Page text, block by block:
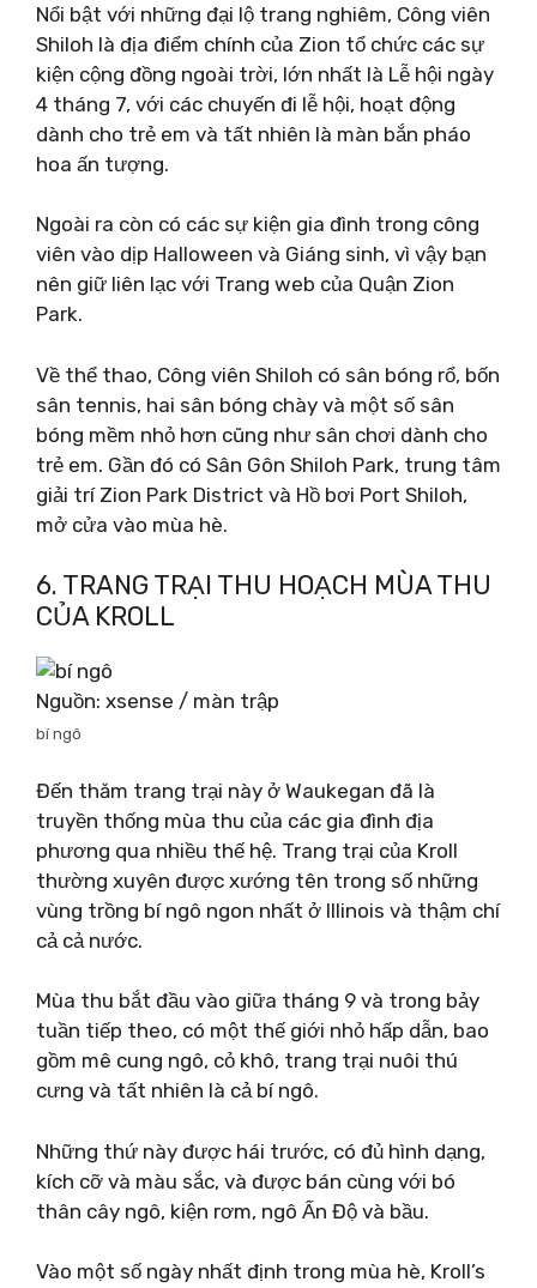
Nổi bật với những đại lộ trang nghiêm, Công viên
Shiloh là địa điểm chính của Zion tổ chức các sự
kiện cộng đồng ngoài trời, lớn nhất là Lễ hội ngày
4 tháng 7, với các chuyến đi lễ hội, hoạt động
dành cho trẻ em và tất nhiên là màn bắn pháo
hoa ấn tượng.
Ngoài ra còn có các sự kiện gia đình trong công
viên vào dịp Halloween và Giáng sinh, vì vậy bạn
nên giữ liên lạc với Trang web của Quận Zion
Park.
Về thể thao, Công viên Shiloh có sân bóng rổ, bốn
sân tennis, hai sân bóng chày và một số sân
bóng mềm nhỏ hơn cũng như sân chơi dành cho
trẻ em. Gần đó có Sân Gôn Shiloh Park, trung tâm
giải trí Zion Park District và Hồ bơi Port Shiloh,
mở cửa vào mùa hè.
6. TRANG TRẠI THU HOẠCH MÙA THU
CỦA KROLL
Nguồn: xsense / màn trập
bí ngô
Đến thăm trang trại này ở Waukegan đã là
truyền thống mùa thu của các gia đình địa
phương qua nhiều thế hệ. Trang trại của Kroll
thường xuyên được xướng tên trong số những
vùng trồng bí ngô ngon nhất ở Illinois và thậm chí
cả cả nước.
Mùa thu bắt đầu vào giữa tháng 9 và trong bảy
tuần tiếp theo, có một thế giới nhỏ hấp dẫn, bao
gồm mê cung ngô, cỏ khô, trang trại nuôi thú
cưng và tất nhiên là cả bí ngô.
Những thứ này được hái trước, có đủ hình dạng,
kích cỡ và màu sắc, và được bán cùng với bó
thân cây ngô, kiện rơm, ngô Ấn Độ và bầu.
Vào một số ngày nhất định trong mùa hè, Kroll’s